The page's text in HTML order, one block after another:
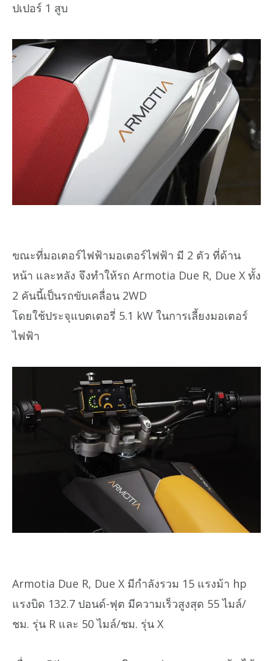
ปเปอร์ 1 สูบ
ขณะที่มอเตอร์ไฟฟ้ามอเตอร์ไฟฟ้า มี 2 ตัว ที่ด้าน
หน้า และหลัง จึงทำให้รถ Armotia Due R, Due X ทั้ง
2 คันนี้เป็นรถขับเคลื่อน 2WD
โดยใช้ประจุแบตเตอรี่ 5.1 kW ในการเลี้ยงมอเตอร์
ไฟฟ้า
Armotia Due R, Due X มีกำลังรวม 15 แรงม้า hp
แรงบิด 132.7 ปอนด์-ฟุต มีความเร็วสูงสุด 55 ไมล์/
ชม. รุ่น R และ 50 ไมล์/ชม. รุ่น X